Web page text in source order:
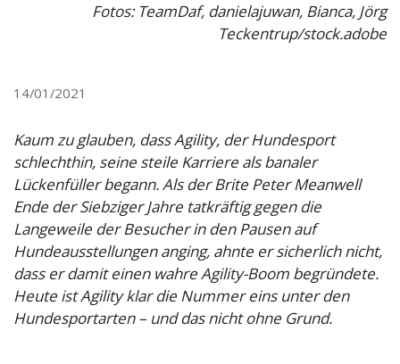
Fotos: TeamDaf, danielajuwan, Bianca, Jörg
Teckentrup/stock.adobe
14/01/2021
Kaum zu glauben, dass Agility, der Hundesport
schlechthin, seine steile Karriere als banaler
Lückenfüller begann. Als der Brite Peter Meanwell
Ende der Siebziger Jahre tatkräftig gegen die
Langeweile der Besucher in den Pausen auf
Hundeausstellungen anging, ahnte er sicherlich nicht,
dass er damit einen wahre Agility-Boom begründete.
Heute ist Agility klar die Nummer eins unter den
Hundesportarten – und das nicht ohne Grund.